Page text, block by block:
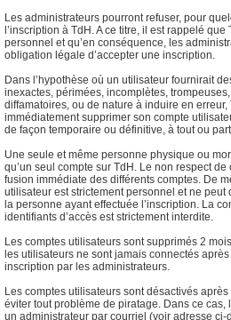
Les administrateurs pourront refuser, pour
l’inscription à TdH. A ce titre, il est rappelé que
personnel et qu’en conséquence, les
obligation légale d’accepter une inscription.
Dans l’hypothèse où un utilisateur fournirait
inexactes, périmées, incomplètes,
diffamatoires, ou de nature à induire en erreur,
immédiatement supprimer son compte
de façon temporaire ou définitive, à tout ou
Une seule et même personne physique ou
qu’un seul compte sur TdH. Le non respect
fusion immédiate des différents comptes. De
utilisateur est strictement personnel et ne peut
la personne ayant effectuée l’inscription. La
identifiants d’accès est strictement interdite.
Les comptes utilisateurs sont supprimés 2
les utilisateurs ne sont jamais connectés
inscription par les administrateurs.
Les comptes utilisateurs sont désactivés
éviter tout problème de piratage. Dans ce cas,
un administrateur par courriel (voir adresse